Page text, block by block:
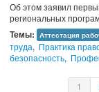
Об этом заявил
региональных
Темы: Аттестация
труда, Практика
безопасность,
1